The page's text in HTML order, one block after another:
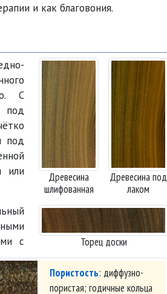
и как благовония.
Древесина
шлифованная
Древесина под
лаком
Торец доски
Пористость: диффузно-
пористая; годичные кольца
С
под
под
или
с